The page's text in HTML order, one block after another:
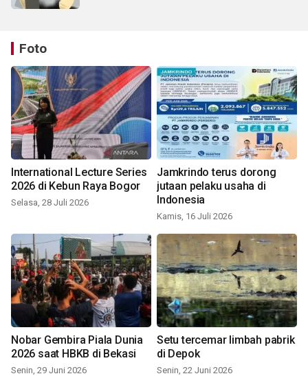
Foto
International Lecture Series
2026 di Kebun Raya Bogor
Selasa, 28 Juli 2026
Jamkrindo terus dorong
jutaan pelaku usaha di
Indonesia
Kamis, 16 Juli 2026
Nobar Gembira Piala Dunia
2026 saat HBKB di Bekasi
Senin, 29 Juni 2026
Setu tercemar limbah pabrik
di Depok
Senin, 22 Juni 2026